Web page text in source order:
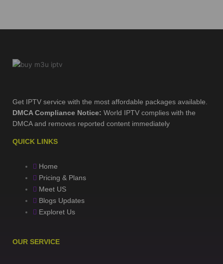
Get IPTV service with the most affordable packages available.
DMCA Compliance Notice: World IPTV complies with the
DMCA and removes reported content immediately
QUICK LINKS
Home
Pricing & Plans
Meet US
Blogs Updates
Exploret Us
OUR SERVICE